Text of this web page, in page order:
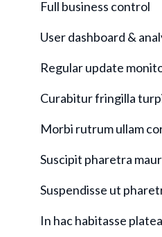
Full business control
User dashboard &
Regular update
Curabitur fringilla
Morbi rutrum ullam
Suscipit pharetra
Suspendisse ut
In hac habitasse